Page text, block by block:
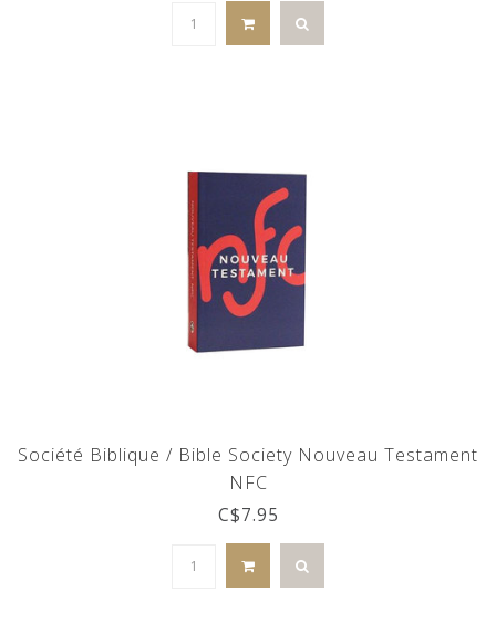
Société Biblique / Bible Society Nouveau Testament
NFC
C$7.95